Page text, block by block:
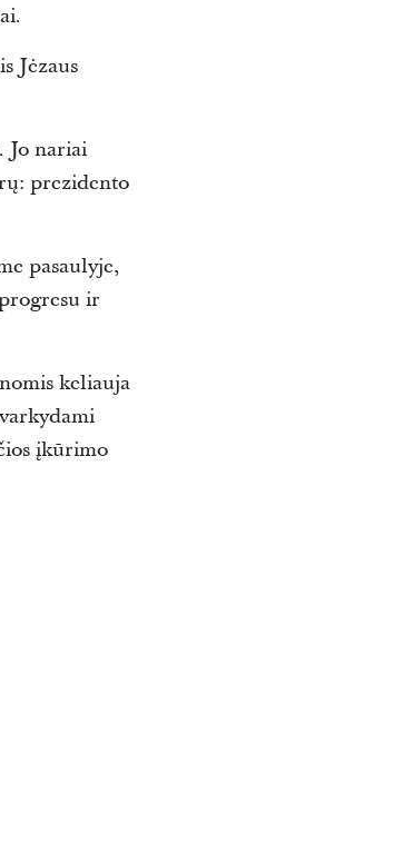
Jėzaus
Jo nariai
prezidento
pasaulyje,
ir
keliauja
įkūrimo